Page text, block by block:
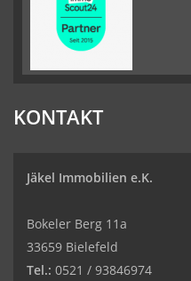
KONTAKT
Jäkel Immobilien e.K.
Bokeler Berg 11a
33659 Bielefeld
Tel.: 0521 / 93846974